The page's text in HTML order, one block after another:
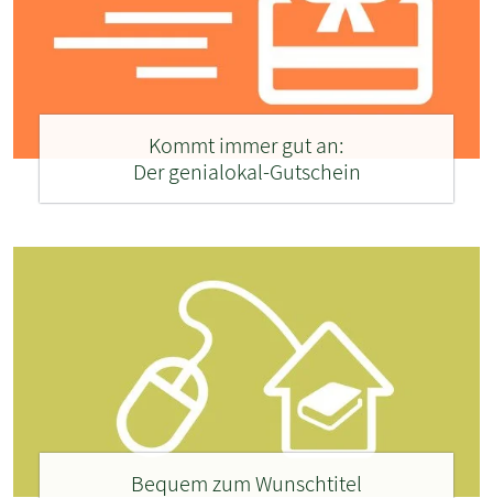
Kommt immer gut an:
Der genialokal-Gutschein
Bequem zum Wunschtitel